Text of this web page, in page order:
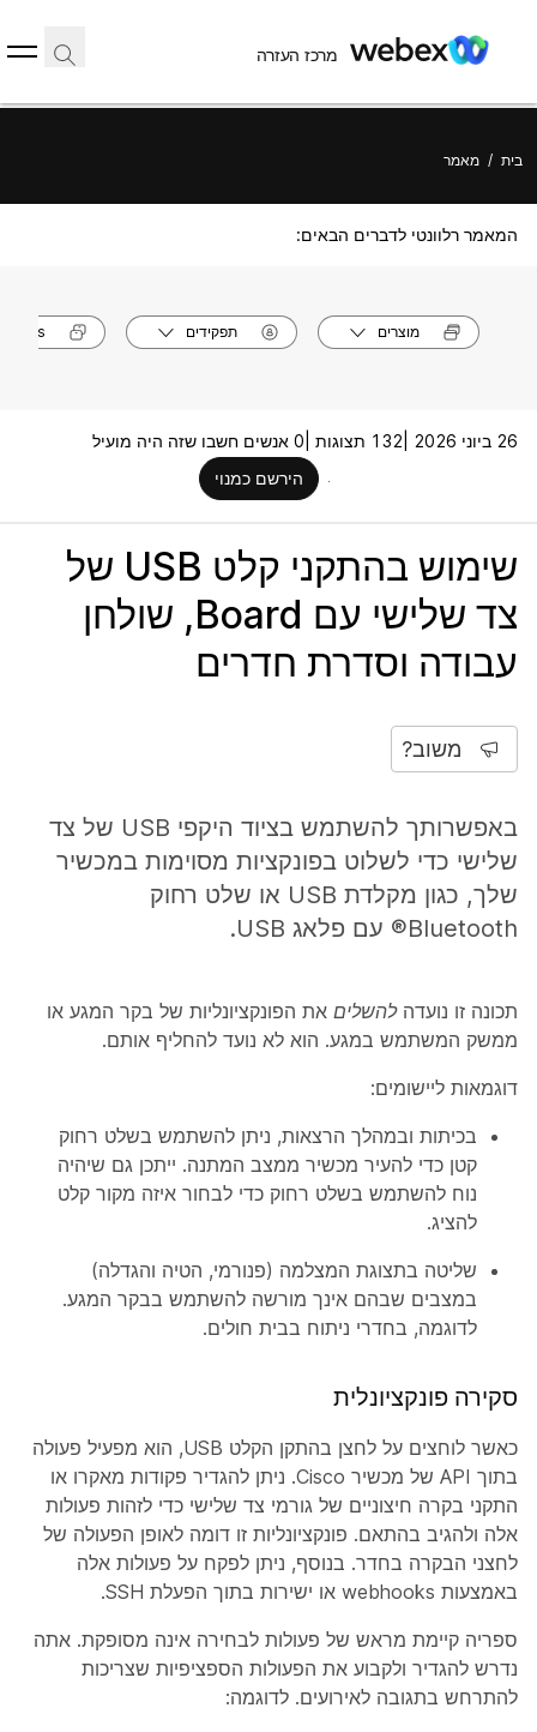
מרכז העזרה
בית / מאמר
המאמר רלוונטי לדברים הבאים:
מוצרים תפקידים
26 ביוני 2026 | 132 תצוגות |
0 אנשים חשבו שזה היה מועיל
הירשם כמנוי
שימוש בהתקני קלט USB של
צד שלישי עם Board, שולחן
עבודה וסדרת חדרים
משוב?
באפשרותך להשתמש בציוד היקפי USB של צד
שלישי כדי לשלוט בפונקציות מסוימות במכשיר
שלך, כגון מקלדת USB או שלט רחוק
Bluetooth® עם פלאג USB.
תכונה זו נועדהלהשלים את הפונקציונליות של בקר המגע או
ממשק המשתמש במגע. הוא לא נועד להחליף אותם.
דוגמאות ליישומים:
בכיתות ובמהלך הרצאות, ניתן להשתמש בשלט רחוק
קטן כדי להעיר מכשיר ממצב המתנה. ייתכן גם שיהיה
נוח להשתמש בשלט רחוק כדי לבחור איזה מקור קלט
להציג.
שליטה בתצוגת המצלמה (פנורמי, הטיה והגדלה)
במצבים שבהם אינך מורשה להשתמש בבקר המגע.
לדוגמה, בחדרי ניתוח בבית חולים.
סקירה פונקציונלית
כאשר לוחצים על לחצן בהתקן הקלט USB, הוא מפעיל פעולה
בתוך API של מכשיר Cisco.
ניתן להגדיר פקודות מאקרו או
התקני בקרה חיצוניים של גורמי צד שלישי כדי לזהות פעולות
אלה ולהגיב בהתאם. פונקציונליות זו דומה לאופן הפעולה של
לחצני הבקרה בחדר. בנוסף, ניתן לפקח על פעולות אלה
באמצעות webhooks או ישירות בתוך הפעלת SSH.
ספריה קיימת מראש של פעולות לבחירה אינה מסופקת. אתה
נדרש להגדיר ולקבוע את הפעולות הספציפיות שצריכות
להתרחש בתגובה לאירועים. לדוגמה: